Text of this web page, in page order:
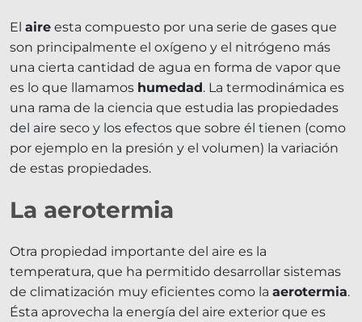
El aire esta compuesto por una serie de gases que
son principalmente el oxígeno y el nitrógeno más
una cierta cantidad de agua en forma de vapor que
es lo que llamamos humedad. La termodinámica es
una rama de la ciencia que estudia las propiedades
del aire seco y los efectos que sobre él tienen (como
por ejemplo en la presión y el volumen) la variación
de estas propiedades.
La aerotermia
Otra propiedad importante del aire es la
temperatura, que ha permitido desarrollar sistemas
de climatización muy eficientes como la aerotermia.
Ésta aprovecha la energía del aire exterior que es